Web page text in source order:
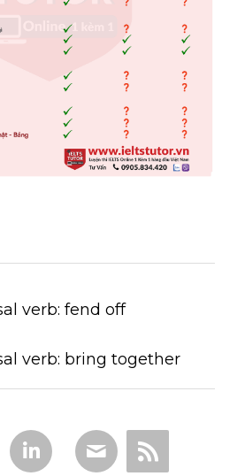
verb: fend off
verb: bring together